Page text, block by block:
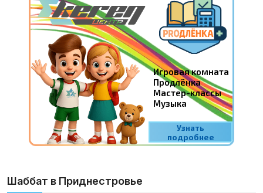
Шаббат в Приднестровье